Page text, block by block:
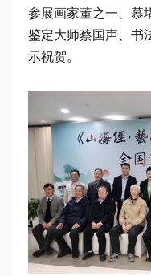
参展画家董之一、慕
鉴定大师蔡国声、书
示祝贺。